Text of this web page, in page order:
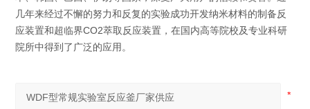
几年来经过不懈的努力和反复的实验成功开发纳米材料的制备反
应装置和超临界CO2萃取反应装置，在国内高等院校及专业科研
院所中得到了广泛的应用。